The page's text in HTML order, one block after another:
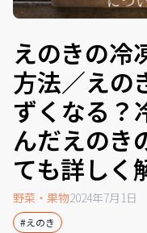
えのきの冷
方法／えの
ずくなる？
んだえのき
ても詳しく
野菜・果物2024年7月1日
#えのき